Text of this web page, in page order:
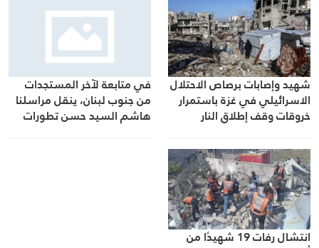
شهيد وإصابات برصاص الاحتلال
الاسرائيلي في غزة باستمرار
خروقات وقف إطلاق النار
في متابعة لآخر المستجدات
من جنوب لبنان، ينقل مراسلنا
هاشم السيد حسن تطورات
انتشال رفات 19 شهيدًا من